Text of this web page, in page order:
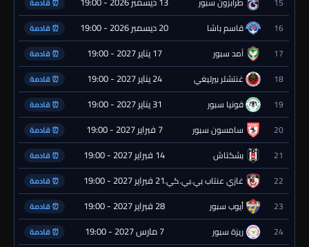
16 قاسم باشا 20 ديسمبر 2026 - 19:00 ⏰ قادمة
17 آمد سبور 17 يناير 2027 - 19:00 ⏰ قادمة
18 غنتشلر بيرليغي 24 يناير 2027 - 19:00 ⏰ قادمة
19 قونيا سبور 31 يناير 2027 - 19:00 ⏰ قادمة
20 سامسون سبور 7 فبراير 2027 - 19:00 ⏰ قادمة
21 بشكتاش 14 فبراير 2027 - 19:00 ⏰ قادمة
22 غازي عنتاب بي.بي.كي.21 فبراير 2027 - 19:00 ⏰ قادمة
23 أيوب سبور 28 فبراير 2027 - 19:00 ⏰ قادمة
24 ريزة سبور 7 مارس 2027 - 19:00 ⏰ قادمة